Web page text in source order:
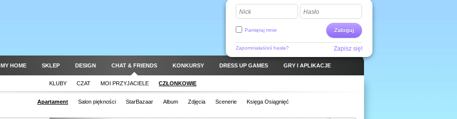
Nick Hasło
Zaloguj
Pamiętaj mnie
Zapomniałaś/eś hasła? Zapisz się!
MY HOME SKLEP DESIGN CHAT & FRIENDS KONKURSY DRESS UP GAMES GRY I APLIKACJE
KLUBY CZAT MOI PRZYJACIELE CZŁONKOWIE
Apartament Salon piękności StarBazaar Album Zdjęcia Scenerie Księga Osiągnięć